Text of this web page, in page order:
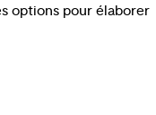
options pour élaborer